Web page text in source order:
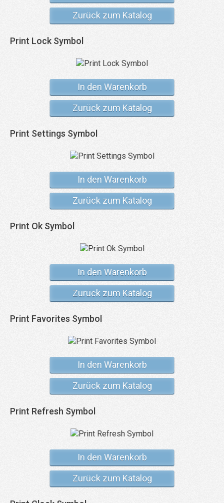
Zurück zum Katalog
Print Lock Symbol
In den Warenkorb
Zurück zum Katalog
Print Settings Symbol
In den Warenkorb
Zurück zum Katalog
Print Ok Symbol
In den Warenkorb
Zurück zum Katalog
Print Favorites Symbol
In den Warenkorb
Zurück zum Katalog
Print Refresh Symbol
In den Warenkorb
Zurück zum Katalog